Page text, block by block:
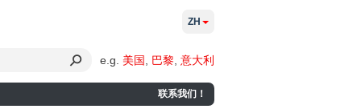
e.g. 美国 巴黎 意大利
联系我们！
ZH